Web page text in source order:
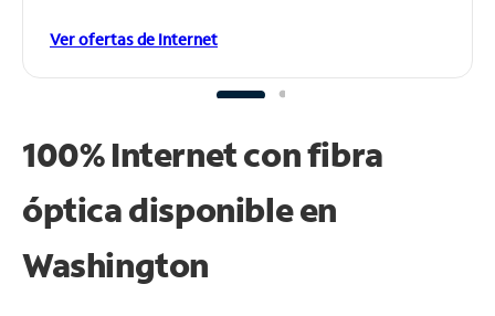
Ver ofertas de Internet
100% Internet con fibra
óptica disponible en
Washington